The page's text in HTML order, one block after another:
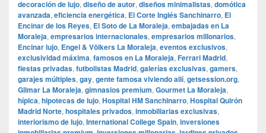
decoración de lujo, diseño de autor, diseños minimalistas, domótica
avanzada, eficiencia energética, El Corte Inglés Sanchinarro, El
Encinar de los Reyes, El Soto de La Moraleja, embajadas en La
Moraleja, empresarios internacionales, empresarios millonarios,
Encinar lujo, Engel & Völkers La Moraleja, eventos exclusivos,
exclusividad máxima, famosos en La Moraleja, Ferrari Madrid,
fiestas privadas, futbolistas Madrid, galerías exclusivas, gamers,
garajes múltiples, gay, gente famosa viviendo allí, getsession.org,
Gilmar La Moraleja, gimnasios premium, Gourmet La Moraleja,
hípica, hipotecas de lujo, Hospital HM Sanchinarro, Hospital Quirón
Madrid Norte, hospitales privados, inmobiliarias exclusivas,
interiorismo de lujo, International College Spain, inversiones